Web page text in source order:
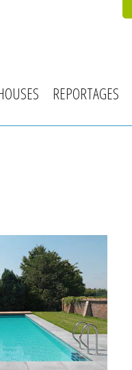
REPORTAGES